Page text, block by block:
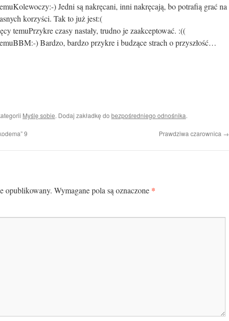
Kolewoczy:-) Jedni są nakręcani, inni nakręcają, bo potrafią grać na
korzyści. Tak to już jest:(
temuPrzykre czasy nastały, trudno je zaakceptować. :((
BBM:-) Bardzo, bardzo przykre i budzące strach o przyszłość…
Myślę sobie. Dodaj zakładkę do bezpośredniego odnośnika.
9 Prawdziwa czarownica →
opublikowany. Wymagane pola są oznaczone *